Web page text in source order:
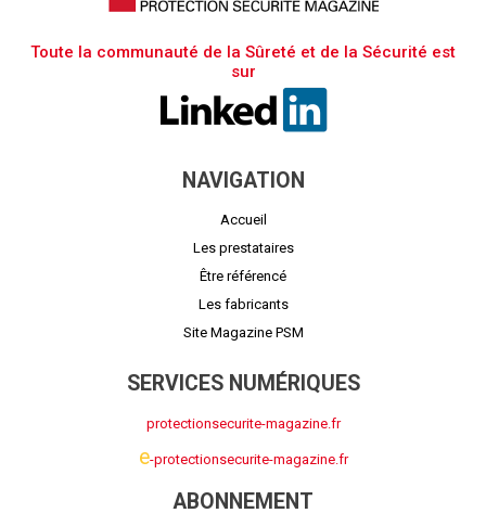
Toute la communauté de la Sûreté et de la Sécurité est
sur
NAVIGATION
Accueil
Les prestataires
Être référencé
Les fabricants
Site Magazine PSM
SERVICES NUMÉRIQUES
protectionsecurite-magazine.fr
e-protectionsecurite-magazine.fr
ABONNEMENT